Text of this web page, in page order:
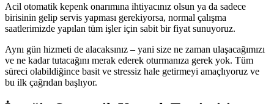
Acil otomatik kepenk onarımına ihtiyacınız olsun ya da sadece
birisinin gelip servis yapması gerekiyorsa, normal çalışma
saatlerimizde yapılan tüm işler için sabit bir fiyat sunuyoruz.
Aynı gün hizmeti de alacaksınız – yani size ne zaman ulaşacağımızı
ve ne kadar tutacağını merak ederek oturmanıza gerek yok. Tüm
süreci olabildiğince basit ve stressiz hale getirmeyi amaçlıyoruz ve
bu ilk çağrıdan başlıyor.